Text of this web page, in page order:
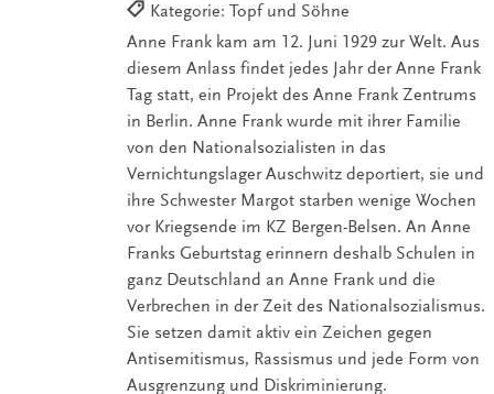
Kategorie: Topf und Söhne
Anne Frank kam am 12. Juni 1929 zur Welt. Aus
diesem Anlass findet jedes Jahr der Anne Frank
Tag statt, ein Projekt des Anne Frank Zentrums
in Berlin. Anne Frank wurde mit ihrer Familie
von den Nationalsozialisten in das
Vernichtungslager Auschwitz deportiert, sie und
ihre Schwester Margot starben wenige Wochen
vor Kriegsende im KZ Bergen-Belsen. An Anne
Franks Geburtstag erinnern deshalb Schulen in
ganz Deutschland an Anne Frank und die
Verbrechen in der Zeit des Nationalsozialismus.
Sie setzen damit aktiv ein Zeichen gegen
Antisemitismus, Rassismus und jede Form von
Ausgrenzung und Diskriminierung.